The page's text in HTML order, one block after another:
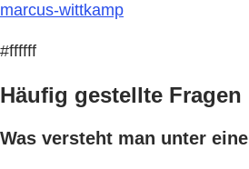
marcus-wittkamp
#ffffff
Häufig gestellte Fragen
Was versteht man unter